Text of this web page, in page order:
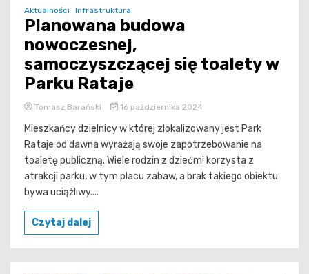
Aktualności Infrastruktura
Planowana budowa
nowoczesnej,
samoczyszczącej się toalety w
Parku Rataje
Tomasz Barański 16 października 2024
Mieszkańcy dzielnicy w której zlokalizowany jest Park
Rataje od dawna wyrażają swoje zapotrzebowanie na
toaletę publiczną. Wiele rodzin z dziećmi korzysta z
atrakcji parku, w tym placu zabaw, a brak takiego obiektu
bywa uciążliwy....
Czytaj dalej